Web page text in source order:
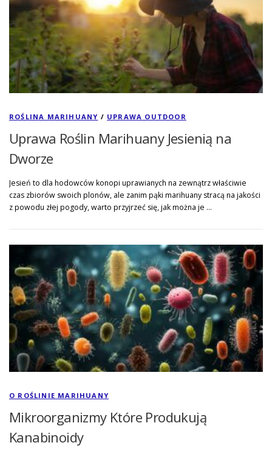
ROŚLINA MARIHUANY / UPRAWA OUTDOOR
Uprawa Roślin Marihuany Jesienią na
Dworze
Jesień to dla hodowców konopi uprawianych na zewnątrz właściwie
czas zbiorów swoich plonów, ale zanim pąki marihuany stracą na jakości
z powodu złej pogody, warto przyjrzeć się, jak można je …
O ROŚLINIE MARIHUANY
Mikroorganizmy Które Produkują
Kanabinoidy